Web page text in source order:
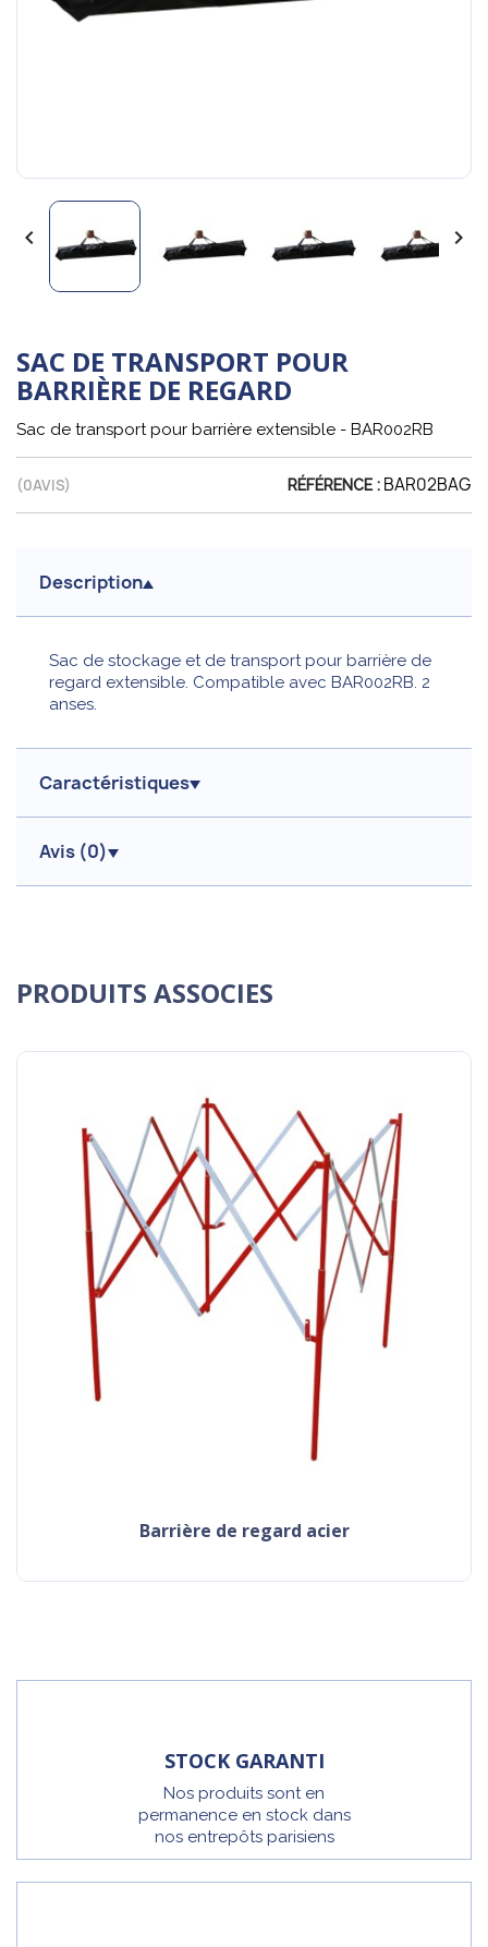
 
SAC DE TRANSPORT POUR
BARRIÈRE DE REGARD
Sac de transport pour barrière extensible - BAR002RB
(0AVIS) RÉFÉRENCE : BAR02BAG
Description
Sac de stockage et de transport pour barrière de
regard extensible. Compatible avec BAR002RB. 2
anses.
Caractéristiques
Avis (0)
PRODUITS ASSOCIES
barrière de regard acier
STOCK GARANTI
Nos produits sont en
permanence en stock dans
nos entrepôts parisiens